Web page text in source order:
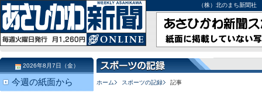
（株）北のまち新聞
ホーム スポーツの記録 記事
2026年8月7日（金）
今週の紙面から